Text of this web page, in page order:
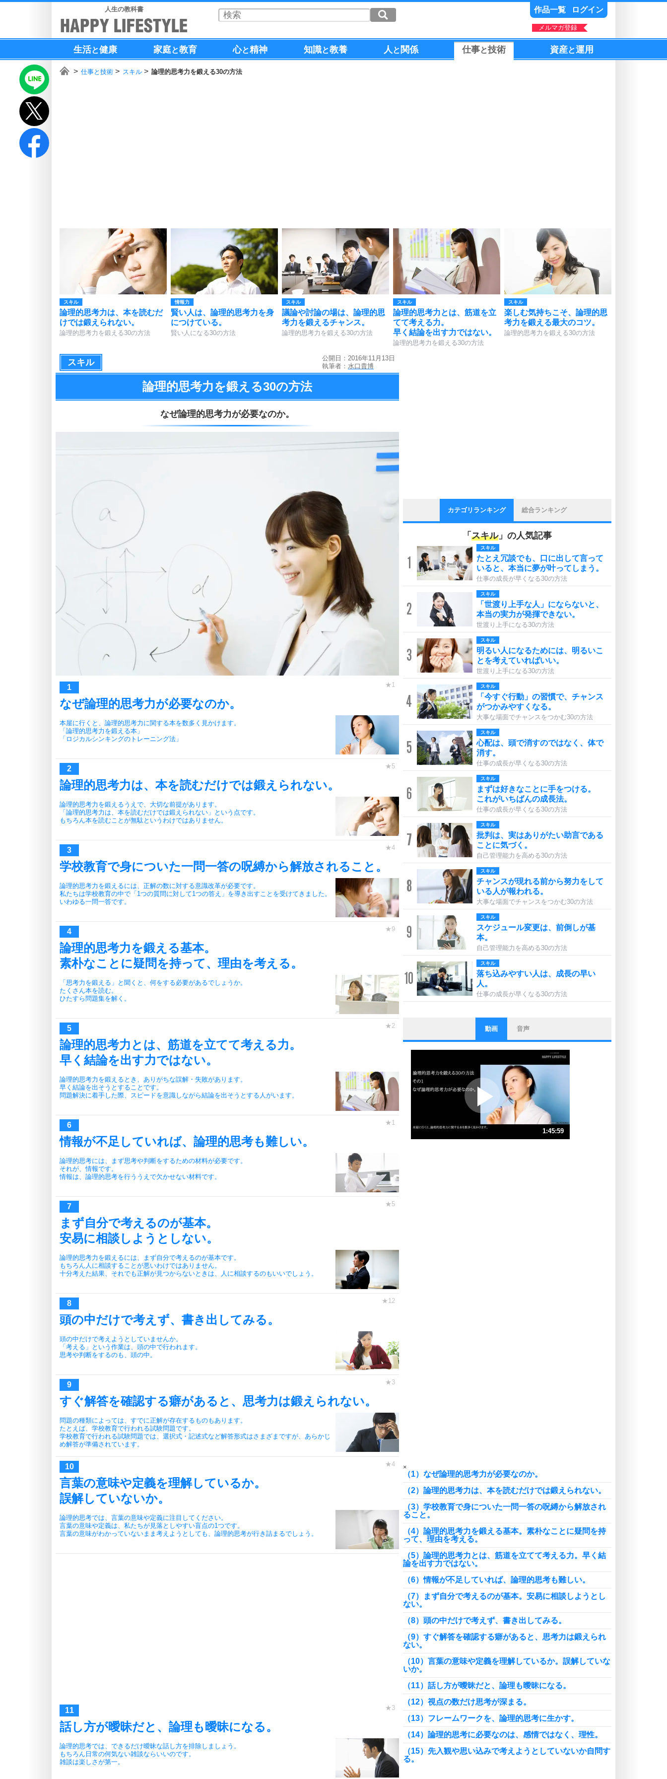
人生の教科書 作品一覧 ログイン
メルマガ登録
生活と健康 家庭と教育 心と精神 知識と教養 人と 関係 仕事と技術 資産と運用
仕事と技術 スキル 論理的思考力を鍛える30の方法
スキル
論理的思考力は、本を読むだ
けでは鍛えられない。
論理的思考力を鍛える30の方法
情報力
賢い人は、論理的思考力を身
につけている。
賢い人になる30の方法
スキル
議論や討論の場は、論理的思
考力を鍛えるチャンス。
論理的思考力を鍛える30の方法
スキル
論理的思考力とは、筋道を立
てて考える力。
早く結論を出す力ではない。
論理的思考力を鍛える30の方法
スキル
楽しむ気持ちこそ、論理的思
考力を鍛える最大のコツ。
論理的思考力を鍛える30の方法
スキル
公開日：2016年11月13日
執筆者： 水口貴博
論理的思考力を鍛える30の方法
なぜ論理的思考力が必要なのか。
なぜ論理的思考力が必要なのか。
本屋に行くと、論理的思考力に関する本を数多く見かけます。
「論理的思考力を鍛える本」
「ロジカルシンキングのトレーニング法」
論理的思考力は、本を読むだけでは鍛えられない。
論理的思考力を鍛えるうえで、大切な前提があります。
「論理的思考力は、本を読むだけでは鍛えられない」という点です。
もちろん本を読むことが無駄というわけではありません。
学校教育で身についた一問一答の呪縛から解放されること。
論理的思考力を鍛えるには、正解の数に対する意識改革が必要です。
私たちは学校教育の中で「1つの質問に対して1つの答え」を導き出すことを受けてきました。
いわゆる一問一答です。
論理的思考力を鍛える基本。
素朴なことに疑問を持って、理由を考える。
「思考力を鍛える」と聞くと、何をする必要があるでしょうか。
たくさん本を読む。
ひたすら問題集を解く。
論理的思考力とは、筋道を立てて考える力。
早く結論を出す力ではない。
論理的思考力を鍛えるとき、ありがちな誤解・失敗があります。
早く結論を出そうとすることです。
問題解決に着手した際、スピードを意識しながら結論を出そうとする人がいます。
情報が不足していれば、論理的思考も難しい。
論理的思考には、まず思考や判断をするための材料が必要です。
それが、情報です。
情報は、論理的思考を行ううえで欠かせない材料です。
まず自分で考えるのが基本。
安易に相談しようとしない。
論理的思考力を鍛えるには、まず自分で考えるのが基本です。
もちろん人に相談することが悪いわけではありません。
十分考えた結果、それでも正解が見つからないときは、人に相談するのもいいでしょう。
頭の中だけで考えず、書き出してみる。
頭の中だけで考えようとしていませんか。
「考える」という作業は、頭の中で行われます。
思考や判断をするのも、頭の中。
すぐ解答を確認する癖があると、思考力は鍛えられない。
問題の種類によっては、すでに正解が存在するものもあります。
たとえば、学校教育で行われる試験問題です。
学校教育で行われる試験問題では、選択式・記述式など解答形式はさまざまですが、あらかじ
め解答が準備されています。
言葉の意味や定義を理解しているか。
誤解していないか。
論理的思考では、言葉の意味や定義に注目してください。
言葉の意味や定義は、私たちが見落としやすい盲点の1つです。
言葉の意味がわかっていないまま考えようとしても、論理的思考が行き詰まるでしょう。
話し方が曖昧だと、論理も曖昧になる。
論理的思考では、できるだけ曖昧な話し方を排除しましょう。
もちろん日常の何気ない雑談ならいいのです。
雑談は楽しさが第一。
カテゴリランキング 総合ランキング
「 スキル」の人気記事
1
スキル
たとえ冗談でも、口に出して言って
いると、本当に夢が叶ってしまう。
仕事の成長が早くなる30の方法
2
スキル
「世渡り上手な人」にならないと、
本当の実力が発揮できない。
世渡り上手になる30の方法
3
スキル
明るい人になるためには、明るいこ
とを考えていればいい。
世渡り上手になる30の方法
4
スキル
「今すぐ行動」の習慣で、チャンス
がつかみやすくなる。
大事な場面でチャンスをつかむ30の方法
5
スキル
心配は、頭で消すのではなく、体で
消す。
仕事の成長が早くなる30の方法
6
スキル
まずは好きなことに手をつける。
これがいちばんの成長法。
仕事の成長が早くなる30の方法
7
スキル
批判は、実はありがたい助言である
ことに気づく。
自己管理能力を高める30の方法
8
スキル
チャンスが現れる前から努力をして
いる人が報われる。
大事な場面でチャンスをつかむ30の方法
9
スキル
スケジュール変更は、前倒しが基
本。
自己管理能力を高める30の方法
10
スキル
落ち込みやすい人は、成長の早い
人。
仕事の成長が早くなる30の方法
1
ストレス対策
他人と比べない。
いっそのこと、他人を見ない。
プラス思考
ポジティブになれない原因は、行動
しないから。
ポジティブ思考になる30の方法
3
ストレス対策
恋する人が知っておきたい30の大切なこと
動画 音声
1:45:59
×
（1）なぜ論理的思考力が必要なのか。
（2）論理的思考力は、本を読むだけでは鍛えられない。
（3）学校教育で身についた一問一答の呪縛から解放され
ること。
（4）論理的思考力を鍛える基本。素朴なことに疑問を持
って、理由を考える。
（5）論理的思考力とは、筋道を立てて考える力。早く結
論を出す力ではない。
（6）情報が不足していれば、論理的思考も難しい。
（7）まず自分で考えるのが基本。安易に相談しようとし
ない。
（8）頭の中だけで考えず、書き出してみる。
（9）すぐ解答を確認する癖があると、思考力は鍛えられ
ない。
（10）言葉の意味や定義を理解しているか。誤解していな
いか。
（11）話し方が曖昧だと、論理も曖昧になる。
（12）視点の数だけ思考が深まる。
（13）フレームワークを、論理的思考に生かす。
（14）論理的思考に必要なのは、感情ではなく、理性。
（15）先入観や思い込みで考えようとしていないか自問す
る。